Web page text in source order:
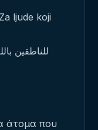
ljude koji
άτομα που